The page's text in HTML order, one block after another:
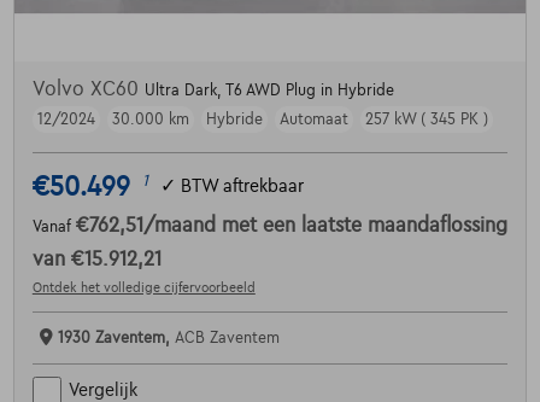
Volvo XC60 Ultra Dark, T6 AWD Plug in Hybride
12/2024
30.000 km Hybride Automaat 257 kW ( 345 PK )
€50.499 1 ✓ BTW aftrekbaar
Vanaf €762,51 /maand met een laatste maandaflossing
van €15.912,21
Ontdek het volledige cijfervoorbeeld
1930 Zaventem, ACB Zaventem
Vergelijk